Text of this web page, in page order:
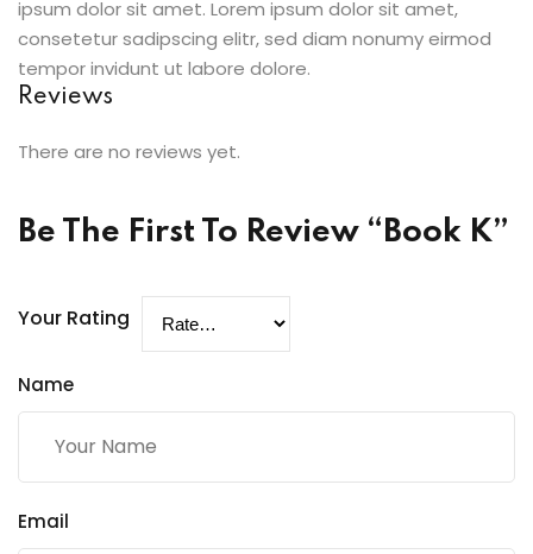
ipsum dolor sit amet. Lorem ipsum dolor sit amet,
consetetur sadipscing elitr, sed diam nonumy eirmod
tempor invidunt ut labore dolore.
Reviews
There are no reviews yet.
Be The First To Review “Book K”
Your Rating
Name
Email